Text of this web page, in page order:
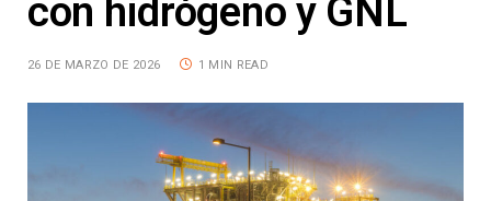
con hidrógeno y GNL
26 DE MARZO DE 2026 1 MIN READ